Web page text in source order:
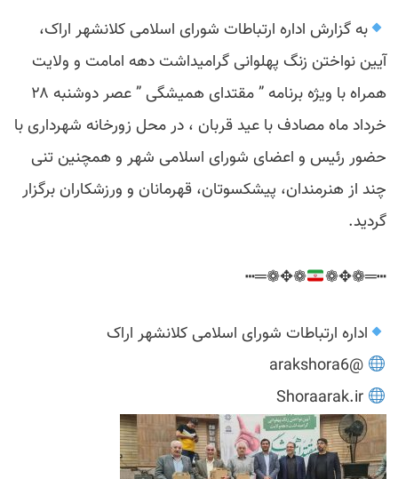
به گزارش اداره ارتباطات شورای اسلامی کلانشهر اراک،
آیین نواختن زنگ پهلوانی گرامیداشت دهه امامت و ولایت
همراه با ویژه برنامه ” مقتدای همیشگی ” عصر دوشنبه ۲۸
خرداد ماه مصادف با عید قربان ، در محل زورخانه شهرداری با
حضور رئیس و اعضای شورای اسلامی شهر و همچنین تنی
چند از هنرمندان، پیشکسوتان، قهرمانان و ورزشکاران برگزار
گردید.
┅═❁✥❁
❁✥❁═┅
اداره ارتباطات شورای اسلامی کلانشهر اراک
@arakshora6
Shoraarak.ir